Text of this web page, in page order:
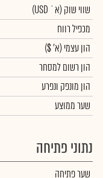
שווי שוק (א` USD)
מכפיל רווח
הון עצמי (א' $)
הון רשום למסחר
הון מונפק ונפרע
שער ממוצע
נתוני פתיחה
שער פתיחה